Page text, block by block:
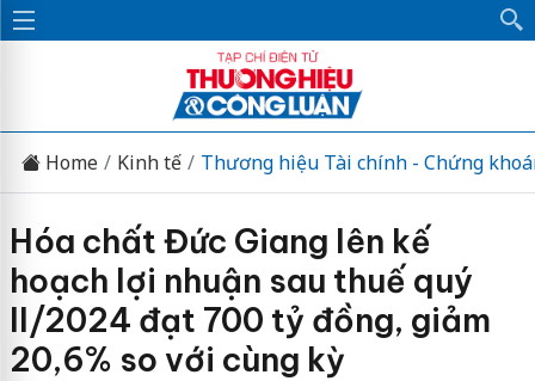
Home Kinh tế Thương hiệu Tài chính - Chứng
Hóa chất Đức Giang lên kế
hoạch lợi nhuận sau thuế quý
II/2024 đạt 700 tỷ đồng, giảm
20,6% so với cùng kỳ